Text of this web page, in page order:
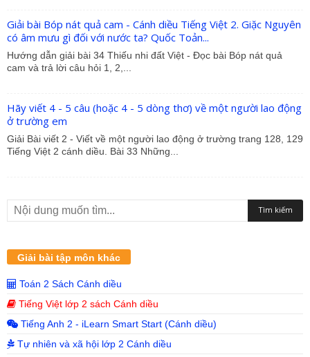
Giải bài Bóp nát quả cam - Cánh diều Tiếng Việt 2. Giặc Nguyên
có âm mưu gì đối với nước ta? Quốc Toản...
Hướng dẫn giải bài 34 Thiếu nhi đất Việt - Đọc bài Bóp nát quả
cam và trả lời câu hỏi 1, 2,...
Hãy viết 4 - 5 câu (hoặc 4 - 5 dòng thơ) về một người lao động
ở trường em
Giải Bài viết 2 - Viết về một người lao động ở trường trang 128, 129
Tiếng Việt 2 cánh diều. Bài 33 Những...
Giải bài tập môn khác
Toán 2 Sách Cánh diều
Tiếng Việt lớp 2 sách Cánh diều
Tiếng Anh 2 - iLearn Smart Start (Cánh diều)
Tự nhiên và xã hội lớp 2 Cánh diều